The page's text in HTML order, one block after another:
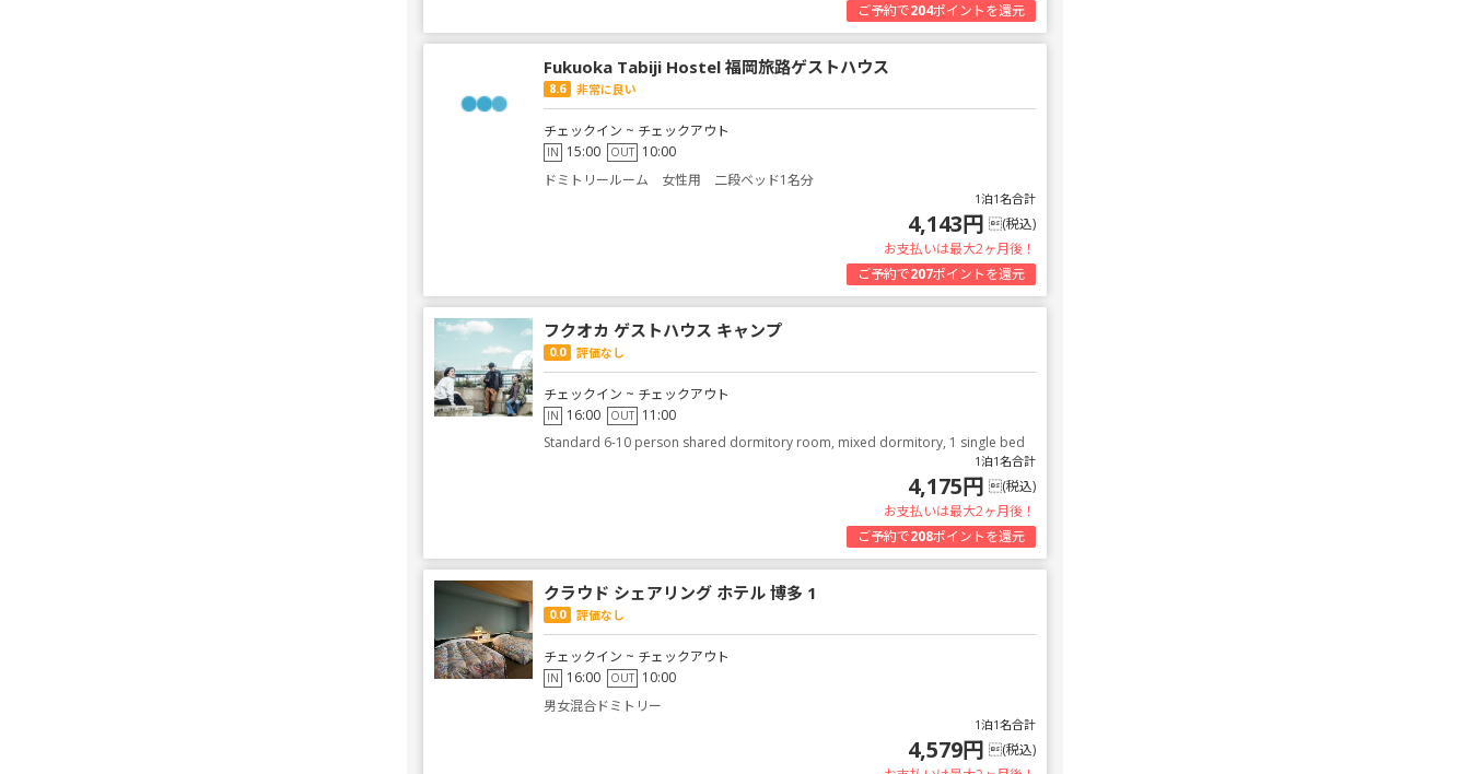
ご予約で204ポイントを還元
Fukuoka Tabiji Hostel 福岡旅路ゲストハウス
8.6 非常に良い
チェックイン ~ チェックアウト
IN 15:00 OUT 10:00
ドミトリールーム 女性用 二段ベッド1名分
1泊1名合計
4,143円 (税込)
お支払いは最大2ヶ月後！
ご予約で207ポイントを還元
フクオカ ゲストハウス キャンプ
0.0 評価なし
チェックイン ~ チェックアウト
IN 16:00 OUT 11:00
Standard 6-10 person shared dormitory room, mixed dormitory, 1 single bed
1泊1名合計
4,175円 (税込)
お支払いは最大2ヶ月後！
ご予約で208ポイントを還元
クラウド シェアリング ホテル 博多 1
0.0 評価なし
チェックイン ~ チェックアウト
IN 16:00 OUT 10:00
男女混合ドミトリー
1泊1名合計
4,579円 (税込)